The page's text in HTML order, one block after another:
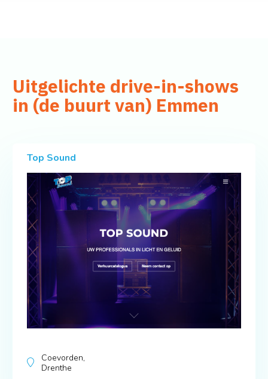
Uitgelichte drive-in-shows
in (de buurt van) Emmen
Top Sound
Coevorden,
Drenthe